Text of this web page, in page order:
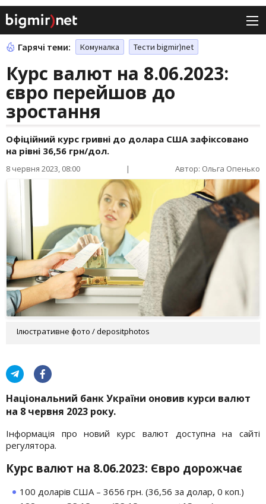
Гарячі теми: Комуналка Тести bigmir)net
Курс валют на 8.06.2023:
євро перейшов до
зростання
Офіційний курс гривні до долара США зафіксовано
на рівні 36,56 грн/дол.
8 червня 2023, 08:00 | Автор: Ольга Опенько
Ілюстративне фото / depositphotos
Національний банк України оновив курси валют
на 8 червня 2023 року.
Інформація про новий курс валют доступна на сайті
регулятора.
Курс валют на 8.06.2023: Євро дорожчає
100 доларів США – 3656 грн. (36,56 за долар, 0 коп.)